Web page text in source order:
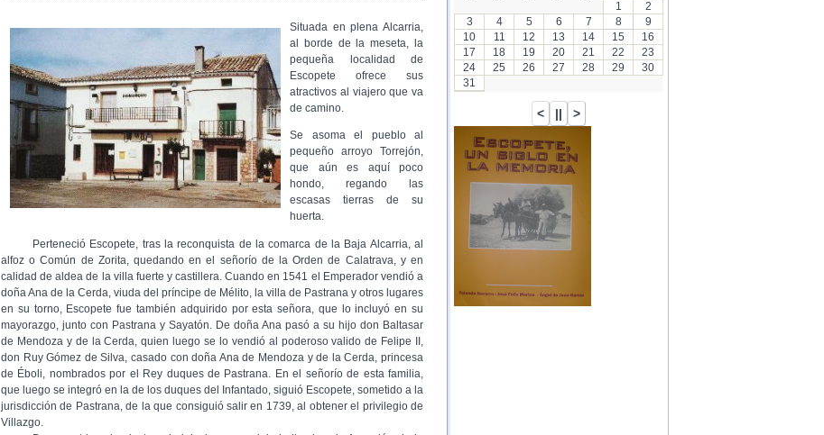
Situada en plena Alcarria,
al borde de la meseta, la
pequeña localidad de
Escopete ofrece sus
atractivos al viajero que va
de camino.
Se asoma el pueblo al
pequeño arroyo Torrejón,
que aún es aquí poco
hondo, regando las
escasas tierras de su
huerta.
Perteneció Escopete, tras la reconquista de la comarca de la Baja Alcarria, al
alfoz o Común de Zorita, quedando en el señorío de la Orden de Calatrava, y en
calidad de aldea de la villa fuerte y castillera. Cuando en 1541 el Emperador vendió a
doña Ana de la Cerda, viuda del príncipe de Mélito, la villa de Pastrana y otros lugares
en su torno, Escopete fue también adquirido por esta señora, que lo incluyó en su
mayorazgo, junto con Pastrana y Sayatón. De doña Ana pasó a su hijo don Baltasar
de Mendoza y de la Cerda, quien luego se lo vendió al poderoso valido de Felipe II,
don Ruy Gómez de Silva, casado con doña Ana de Mendoza y de la Cerda, princesa
de Éboli, nombrados por el Rey duques de Pastrana. En el señorío de esta familia,
que luego se integró en la de los duques del Infantado, siguió Escopete, sometido a la
jurisdicción de Pastrana, de la que consiguió salir en 1739, al obtener el privilegio de
Villazgo.
1
2
3
4 5 6 7 8
9
10
11 12 13 14 15
16
17
18 19 20 21 22
23
24
25 26 27 28 29
30
31